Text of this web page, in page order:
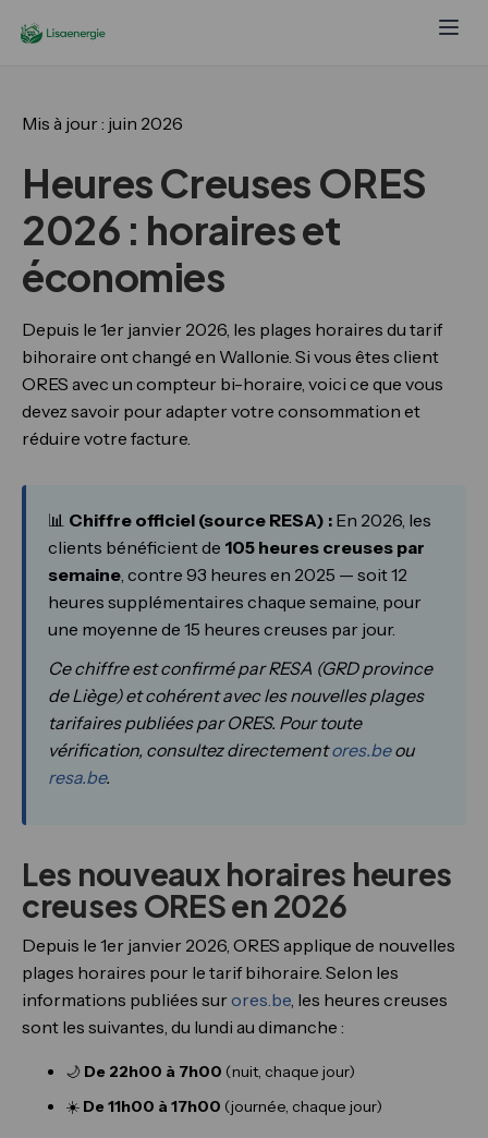
Mis à jour : juin 2026
Heures Creuses ORES
2026 : horaires et
économies
Depuis le 1er janvier 2026, les plages horaires du tarif
bihoraire ont changé en Wallonie. Si vous êtes client
ORES avec un compteur bi-horaire, voici ce que vous
devez savoir pour adapter votre consommation et
réduire votre facture.
📊 Chiffre officiel (source RESA) : En 2026, les
clients bénéficient de 105 heures creuses par
semaine, contre 93 heures en 2025 — soit 12
heures supplémentaires chaque semaine, pour
une moyenne de 15 heures creuses par jour.
Ce chiffre est confirmé par RESA (GRD province
de Liège) et cohérent avec les nouvelles plages
tarifaires publiées par ORES. Pour toute
vérification, consultez directementores.beou
resa.be.
Les nouveaux horaires heures
creuses ORES en 2026
Depuis le 1er janvier 2026, ORES applique de nouvelles
plages horaires pour le tarif bihoraire. Selon les
informations publiées sur ores.be, les heures creuses
sont les suivantes, du lundi au dimanche :
🌙 De 22h00 à 7h00 (nuit, chaque jour)
☀️ De 11h00 à 17h00 (journée, chaque jour)